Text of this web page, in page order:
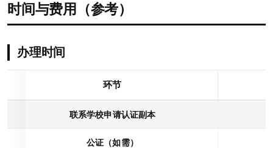
时间与费用（参考）
办理时间
环节
联系学校申请认证副本
公证（如需）